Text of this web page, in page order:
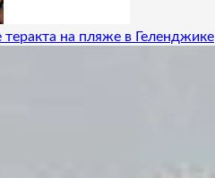
на пляже в Геленджике